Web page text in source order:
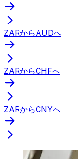
ZARからAUDへ
ZARからCHFへ
ZARからCNYへ